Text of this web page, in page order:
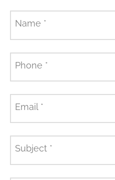
Name *
Phone *
Email *
Subject *